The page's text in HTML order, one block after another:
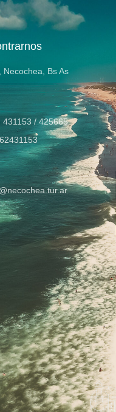
Necochea, Bs As
431153 / 425665